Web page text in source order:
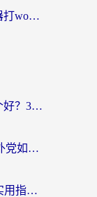
身在海外，究竟国外用什么加速器打wow好？
海外党必看：雷神手游和旋风哪个好？3分钟选对回国加速器，无缝刷国内剧玩游戏
斧牛和快塔TowerFast哪个好？海外党如何选对回国加速器
海外党必看：VPN翻墙到大陆的实用指南——从看CCTV5到选加速器，一篇全搞定